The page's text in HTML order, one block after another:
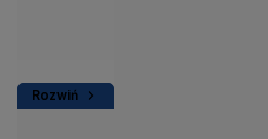
Rozwiń